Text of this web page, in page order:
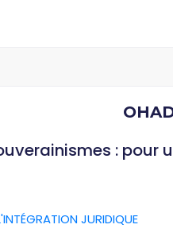
:
JURIDIQUE